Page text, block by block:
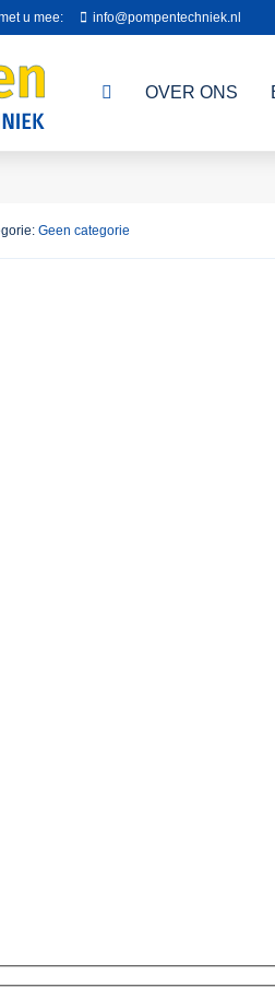
u mee: info@pompentechniek.nl
OVER ONS
Geen categorie